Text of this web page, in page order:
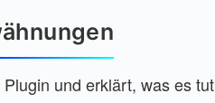
und erklärt, was es tut